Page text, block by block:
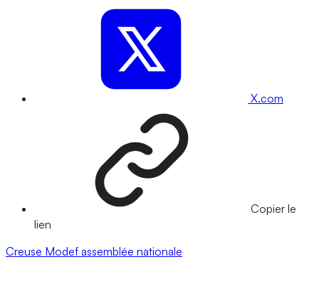
X.com
Copier le
lien
Creuse Modef assemblée nationale